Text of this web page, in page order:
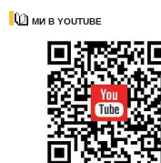
МИ В YOUTUBE